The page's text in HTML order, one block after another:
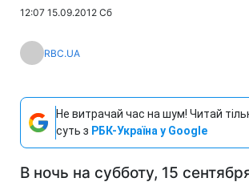
12:07 15.09.2012 Сб
RBC.UA
Не витрачай час на шум! Читай
суть з РБК-Україна у Google
В ночь на субботу, 15